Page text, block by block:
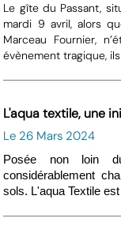
Le gîte du Passant,
mardi 9 avril, alors
Marceau Fournier,
évènement tragique,
L'aqua textile, une
Le 26 Mars 2024
Posée non loin
considérablement
sols. L'aqua Textile